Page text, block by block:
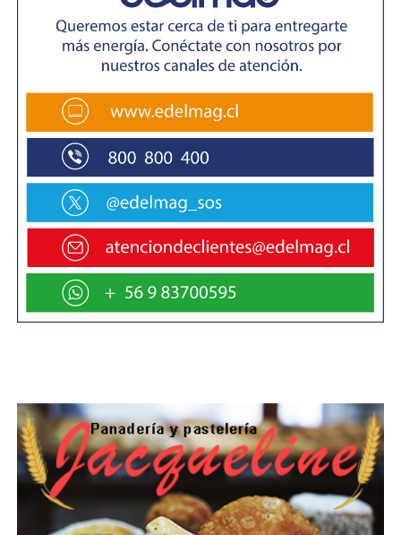
Por su parte, Iván Cárdenas, presidente de ADELFA,
expresó encontrarse agradecido por el apoyo
significativo del Gore Magallanes, ya que con en dicha
ayuda pudieron efectuar el arriendo de ambulancias,
carros de rescate, seguros de accidentes, entre otras
cosas, que no hubiesen sido posible sin el financiamiento.
En tanto, el Alcalde de Porvenir, José Gabriel Parada, dijo
que “junto al Gobierno Regional trabajaremos para
continuar con la tradición porvenireña y sobre todo para
el próximo año que se cumplen 50 años desde que se
comenzó a realizar el rally que une a dos países
hermanos y que producto de la pandemia durante dos
años no se pudo efectuar”
la comunidad a organizar con pantalones largos la
próxima fecha donde la capital de Tierra del Fuego será
anfitriona al cumplirse medio siglo desde que los
primeros autos participaron del Gran Premio de la
Hermandad.